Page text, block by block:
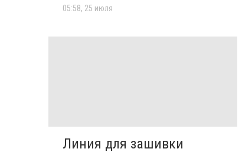
05:58, 25 июля
Линия для зашивки